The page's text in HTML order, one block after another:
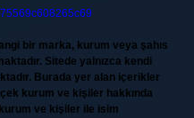
bir marka, kurum veya şahıs
Sitede yalnızca kendi
Burada yer alan içerikler
kurum ve kişiler hakkında
ve kişiler ile isim